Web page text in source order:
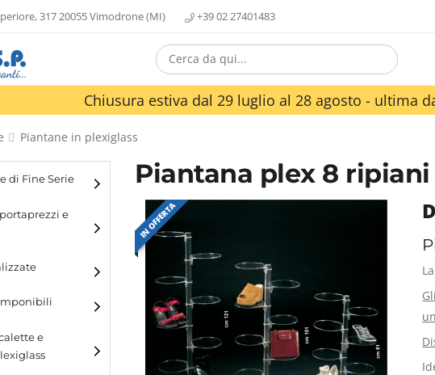
317 20055 Vimodrone (MI) +39 02 27401483
Chiusura estiva dal 29 luglio al 28 agosto - ultima
Piantane in plexiglass
di Fine Serie
e
e
Piantana plex 8 ripiani
IN OFFERTA